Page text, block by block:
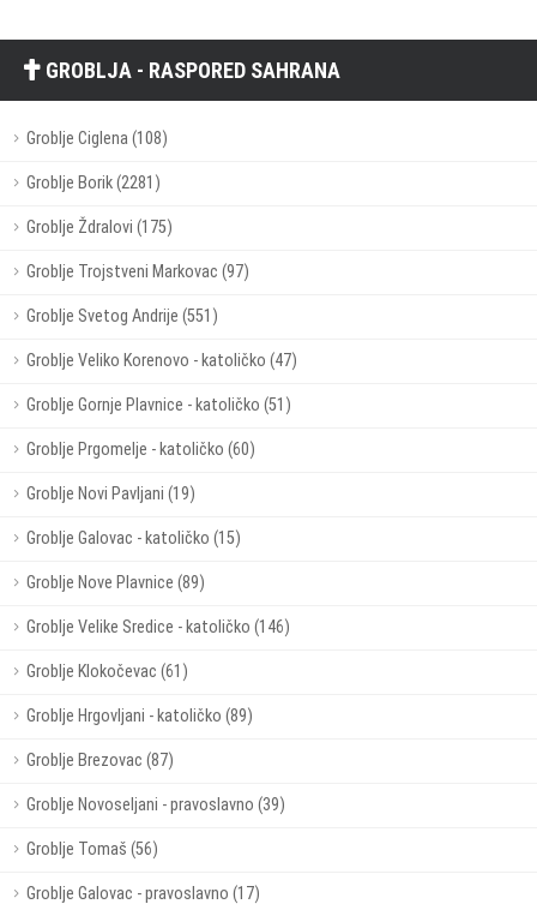
GROBLJA - RASPORED SAHRANA
Groblje Ciglena (108)
Groblje Borik (2281)
Groblje Ždralovi (175)
Groblje Trojstveni Markovac (97)
Groblje Svetog Andrije (551)
Groblje Veliko Korenovo - katoličko (47)
Groblje Gornje Plavnice - katoličko (51)
Groblje Prgomelje - katoličko (60)
Groblje Novi Pavljani (19)
Groblje Galovac - katoličko (15)
Groblje Nove Plavnice (89)
Groblje Velike Sredice - katoličko (146)
Groblje Klokočevac (61)
Groblje Hrgovljani - katoličko (89)
Groblje Brezovac (87)
Groblje Novoseljani - pravoslavno (39)
Groblje Tomaš (56)
Groblje Galovac - pravoslavno (17)